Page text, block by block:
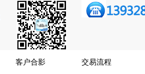
客户合影 交易流程